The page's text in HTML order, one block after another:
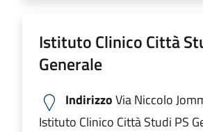
Istituto Clinico Città
Generale
IndirizzoVia Niccolo
Istituto Clinico Città Studi PS